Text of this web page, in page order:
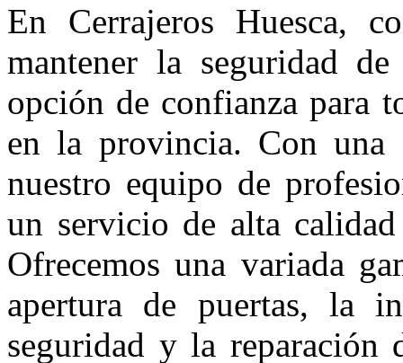
En Cerrajeros Huesca,
mantener la seguridad
opción de confianza para
en la provincia. Con una
nuestro equipo de
un servicio de alta
Ofrecemos una variada
apertura de puertas, la
seguridad y la reparación